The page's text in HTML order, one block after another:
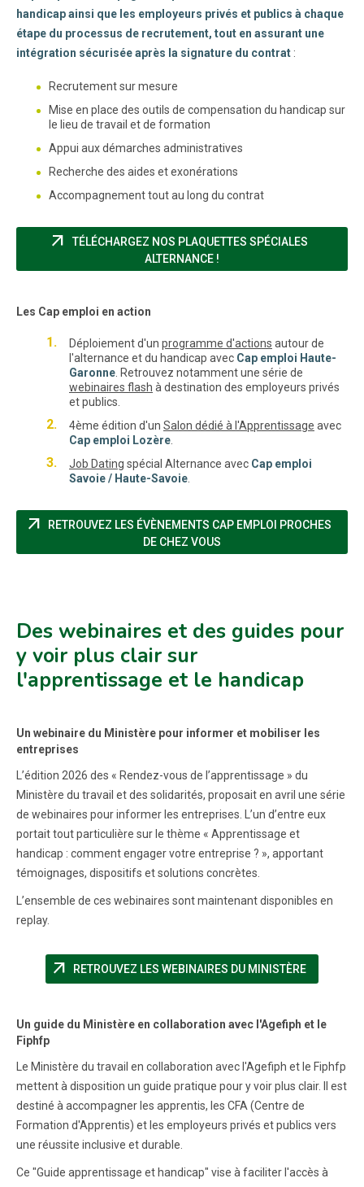
handicap ainsi que les employeurs privés et publics à chaque
étape du processus de recrutement, tout en assurant une
intégration sécurisée après la signature du contrat :
Recrutement sur mesure
Mise en place des outils de compensation du handicap sur
le lieu de travail et de formation
Appui aux démarches administratives
Recherche des aides et exonérations
Accompagnement tout au long du contrat
arrow_outward
TÉLÉCHARGEZ NOS PLAQUETTES SPÉCIALES
ALTERNANCE !
Les Cap emploi en action
Déploiement d'un programme d'actions autour de
l'alternance et du handicap avec Cap emploi Haute-
Garonne . Retrouvez notamment une série de
webinaires flash à destination des employeurs privés
et publics.
4ème édition d'un Salon dédié à l'Apprentissage avec
Cap emploi Lozère
Job Dating spécial Alternance avec Cap emploi
Savoie / Haute-Savoie
arrow_outward
RETROUVEZ LES ÉVÈNEMENTS CAP EMPLOI PROCHES
DE CHEZ VOUS
Des webinaires et des guides pour
y voir plus clair sur
l'apprentissage et le handicap
Un webinaire du Ministère pour informer et mobiliser les
entreprises
L’édition 2026 des « Rendez-vous de l’apprentissage » du
Ministère du travail et des solidarités, proposait en avril une série
de webinaires pour informer les entreprises. L’un d’entre eux
portait tout particulière sur le thème « Apprentissage et
handicap : comment engager votre entreprise ? », apportant
témoignages, dispositifs et solutions concrètes.
L’ensemble de ces webinaires sont maintenant disponibles en
replay.
arrow_outward RETROUVEZ LES WEBINAIRES DU MINISTÈRE
Un guide du Ministère en collaboration avec l'Agefiph et le
Fiphfp
Le Ministère du travail en collaboration avec l'Agefiph et le Fiphfp
mettent à disposition un guide pratique pour y voir plus clair. Il est
destiné à accompagner les apprentis, les CFA (Centre de
Formation d'Apprentis) et les employeurs privés et publics vers
une réussite inclusive et durable.
Ce "Guide apprentissage et handicap" vise à faciliter l'accès à